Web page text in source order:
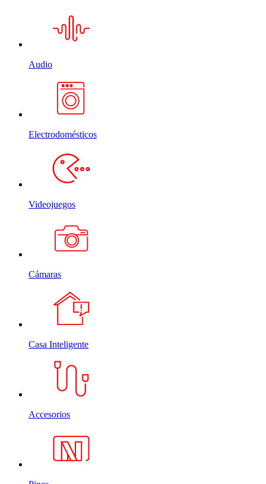
Audio
Electrodomésticos
Videojuegos
Cámaras
Casa Inteligente
Accesorios